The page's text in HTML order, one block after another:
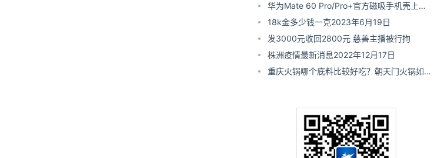
9348%-10422%
华为Mate 60 Pro/Pro+官方磁吸手机壳上
架：素皮、硅胶卖99元
18k金多少钱一克2023年6月19日
发3000元收回2800元 慈善主播被行拘
株洲疫情最新消息2022年12月17日
重庆火锅哪个底料比较好吃？朝天门火锅如何